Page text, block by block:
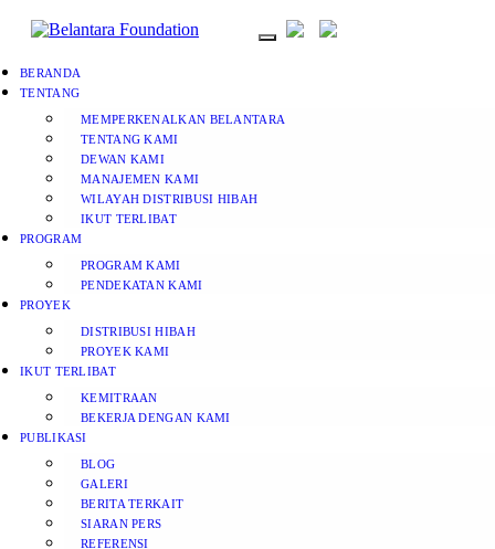
BERANDA
TENTANG
MEMPERKENALKAN BELANTARA
TENTANG KAMI
DEWAN KAMI
MANAJEMEN KAMI
WILAYAH DISTRIBUSI HIBAH
IKUT TERLIBAT
PROGRAM
PROGRAM KAMI
PENDEKATAN KAMI
PROYEK
DISTRIBUSI HIBAH
PROYEK KAMI
IKUT TERLIBAT
KEMITRAAN
BEKERJA DENGAN KAMI
PUBLIKASI
BLOG
GALERI
BERITA TERKAIT
SIARAN PERS
REFERENSI